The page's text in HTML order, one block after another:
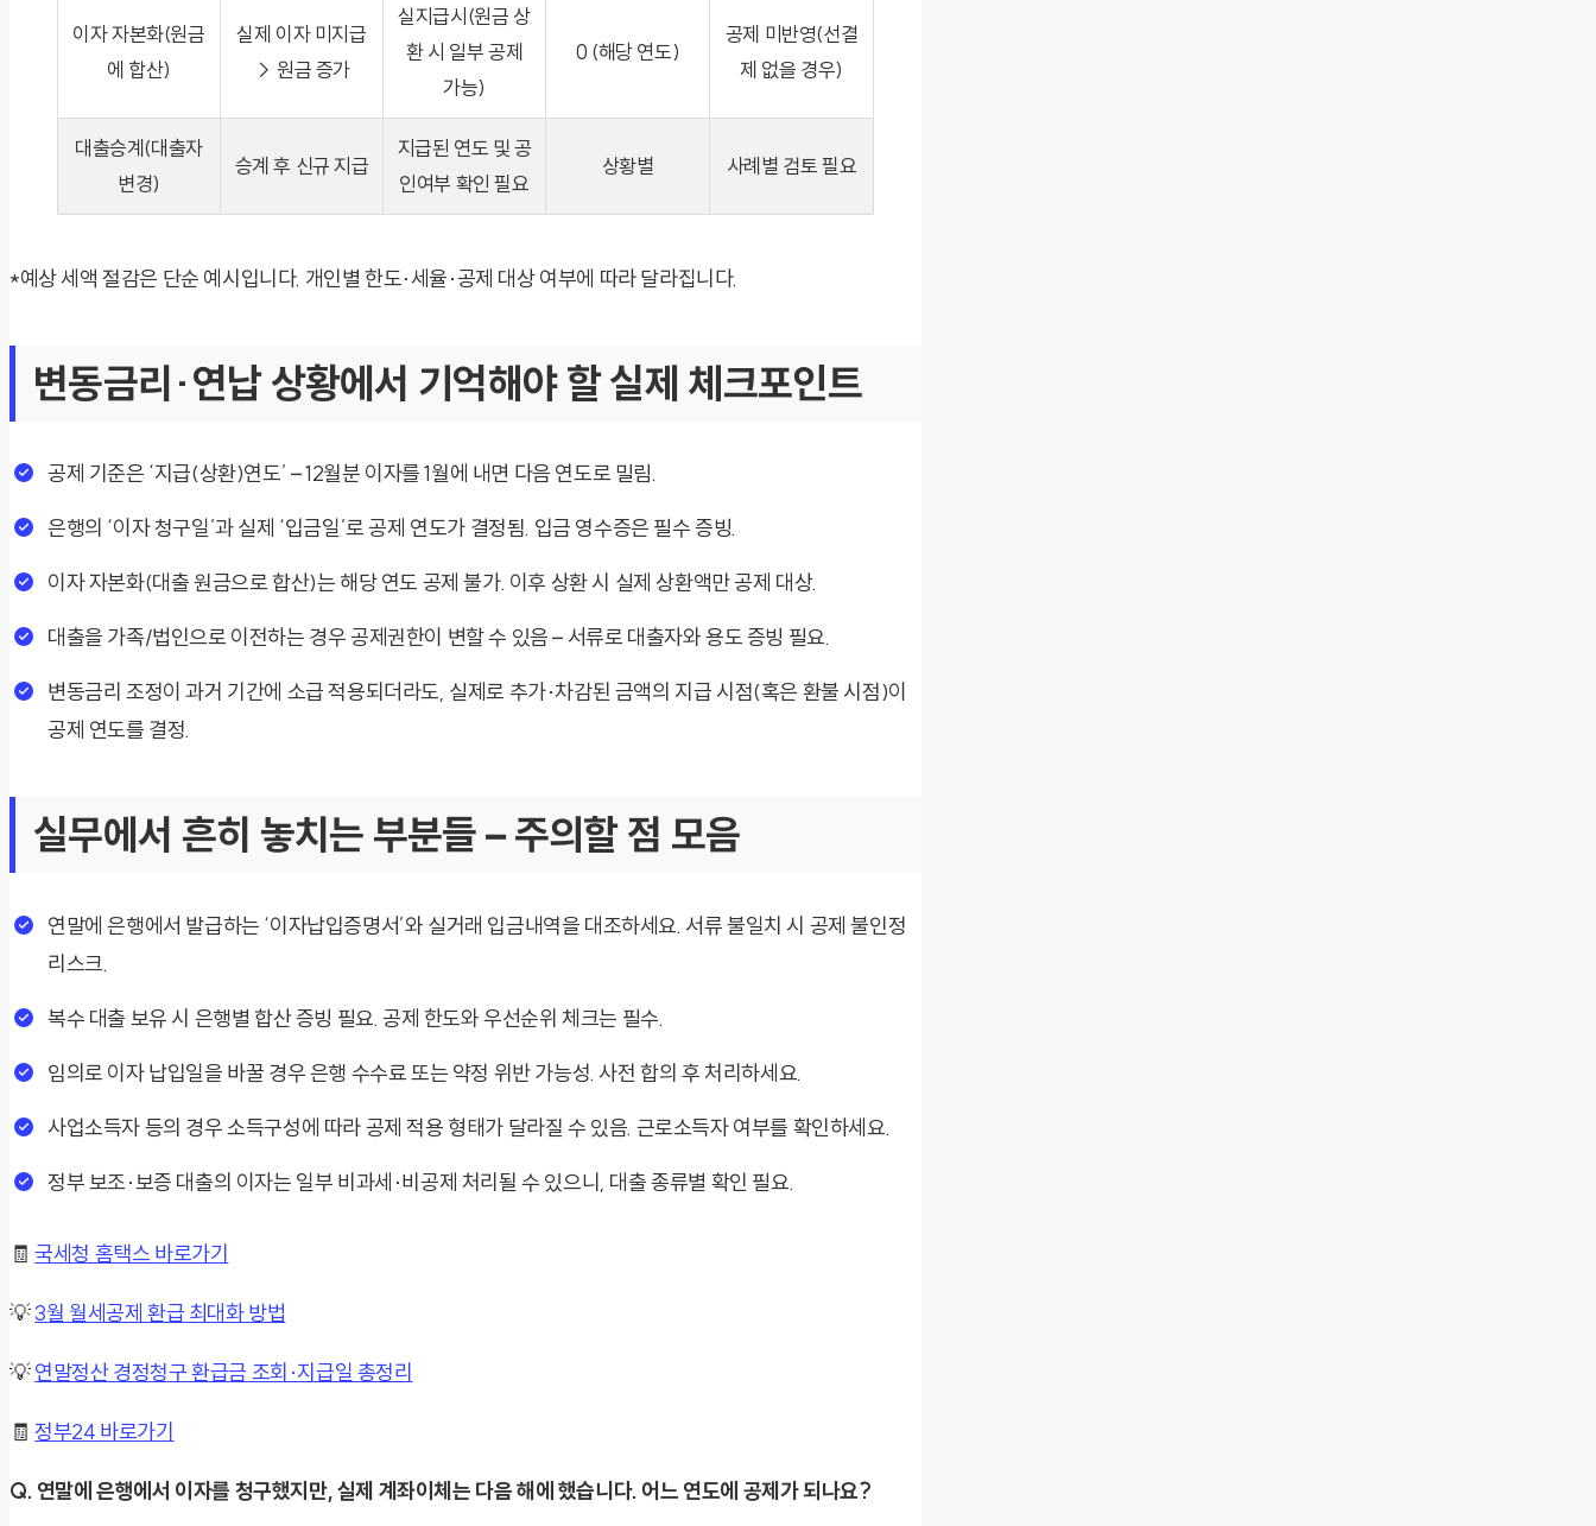
이자 자본화(원금
에 합산)
실제 이자 미지급
→ 원금 증가
실지급시(원금 상
환 시 일부 공제
가능)
0 (해당 연도)
공제 미반영(선결
제 없을 경우)
대출승계(대출자
변경)
승계 후 신규 지급
지급된 연도 및 공
인여부 확인 필요
상황별 사례별 검토 필요
*예상 세액 절감은 단순 예시입니다. 개인별 한도·세율·공제 대상 여부에 따라 달라집니다.
변동금리·연납 상황에서 기억해야 할 실제 체크포인트
공제 기준은 ‘지급(상환)연도’ – 12월분 이자를 1월에 내면 다음 연도로 밀림.
은행의 ‘이자 청구일’과 실제 ‘입금일’로 공제 연도가 결정됨. 입금 영수증은 필수 증빙.
이자 자본화(대출 원금으로 합산)는 해당 연도 공제 불가. 이후 상환 시 실제 상환액만 공제 대상.
대출을 가족/법인으로 이전하는 경우 공제권한이 변할 수 있음 – 서류로 대출자와 용도 증빙 필요.
변동금리 조정이 과거 기간에 소급 적용되더라도, 실제로 추가·차감된 금액의 지급 시점(혹은 환불 시점)이
공제 연도를 결정.
실무에서 흔히 놓치는 부분들 – 주의할 점 모음
연말에 은행에서 발급하는 ‘이자납입증명서’와 실거래 입금내역을 대조하세요. 서류 불일치 시 공제 불인정
리스크.
복수 대출 보유 시 은행별 합산 증빙 필요. 공제 한도와 우선순위 체크는 필수.
임의로 이자 납입일을 바꿀 경우 은행 수수료 또는 약정 위반 가능성. 사전 합의 후 처리하세요.
사업소득자 등의 경우 소득구성에 따라 공제 적용 형태가 달라질 수 있음. 근로소득자 여부를 확인하세요.
정부 보조·보증 대출의 이자는 일부 비과세·비공제 처리될 수 있으니, 대출 종류별 확인 필요.
🧾국세청 홈택스 바로가기
💡3월 월세공제 환급 최대화 방법
💡연말정산 경정청구 환급금 조회·지급일 총정리
🧾정부24 바로가기
Q. 연말에 은행에서 이자를 청구했지만, 실제 계좌이체는 다음 해에 했습니다. 어느 연도에 공제가 되나요?